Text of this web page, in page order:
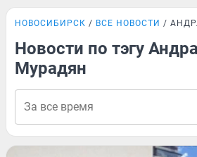
НОВОСИБИРСК ВСЕ НОВОСТИ
Новости по тэгу
Мурадян